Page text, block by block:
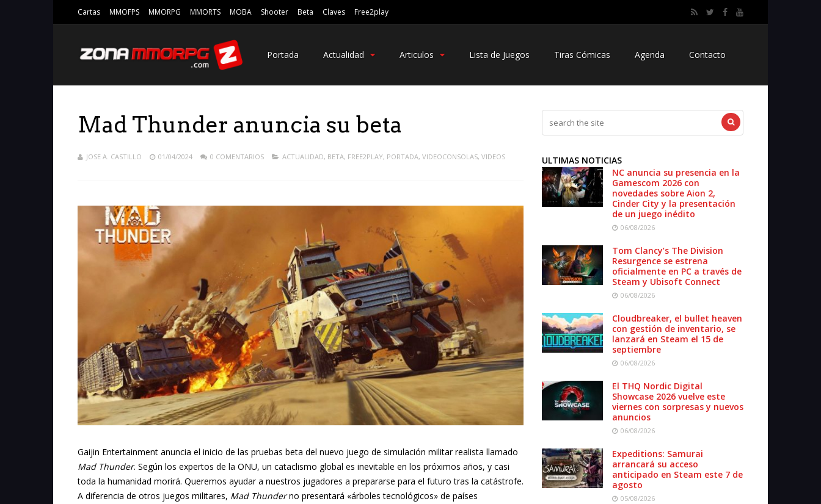
Cartas MMOFPS MMORPG MMORTS MOBA Shooter Beta Claves Free2play
Portada Actualidad Articulos Lista de Juegos Tiras Cómicas Agenda Contacto
Mad Thunder anuncia su beta
JOSE A. CASTILLO 01/04/2024 0 COMENTARIOS ACTUALIDAD, BETA, FREE2PLAY, PORTADA, VIDEOCONSOLAS, VIDEOS
Gaijin Entertainment anuncia el inicio de las pruebas beta del nuevo juego de simulación militar realista llamado
Mad Thunder. Según los expertos de la ONU, un cataclismo global es inevitable en los próximos años, y casi
toda la humanidad morirá. Queremos ayudar a nuestros jugadores a prepararse para el futuro tras la catástrofe.
A diferencia de otros juegos militares, Mad Thunderno presentará «árboles tecnológicos» de países
ULTIMAS NOTICIAS
NC anuncia su presencia en la
Gamescom 2026 con
novedades sobre Aion 2,
Cinder City y la presentación
de un juego inédito
06/08/2026
Tom Clancy’s The Division
Resurgence se estrena
oficialmente en PC a través de
Steam y Ubisoft Connect
06/08/2026
Cloudbreaker, el bullet heaven
con gestión de inventario, se
lanzará en Steam el 15 de
septiembre
06/08/2026
El THQ Nordic Digital
Showcase 2026 vuelve este
viernes con sorpresas y nuevos
anuncios
06/08/2026
Expeditions: Samurai
arrancará su acceso
anticipado en Steam este 7 de
agosto
05/08/2026